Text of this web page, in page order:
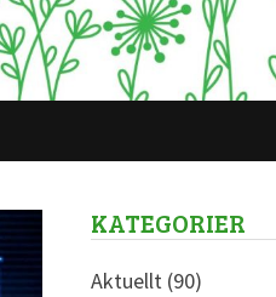
KATEGORIER
Aktuellt(90)